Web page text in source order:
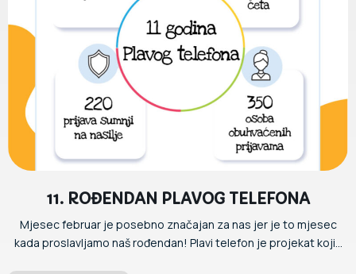
11. ROĐENDAN PLAVOG TELEFONA
Mjesec februar je posebno značajan za nas jer je to mjesec
kada proslavljamo naš rođendan! Plavi telefon je projekat koji...